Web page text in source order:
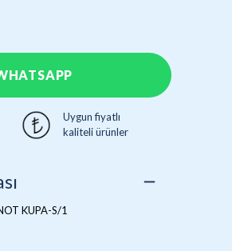
Uygun fiyatlı
kaliteli ürünler
KUPA-S/1